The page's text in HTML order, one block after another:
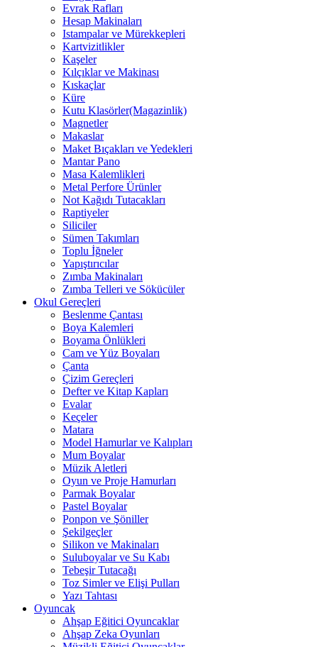
Evrak Rafları
Hesap Makinaları
Istampalar ve Mürekkepleri
Kartvizitlikler
Kaşeler
Kılçıklar ve Makinası
Kıskaçlar
Küre
Kutu Klasörler(Magazinlik)
Magnetler
Makaslar
Maket Bıçakları ve Yedekleri
Mantar Pano
Masa Kalemlikleri
Metal Perfore Ürünler
Not Kağıdı Tutacakları
Raptiyeler
Siliciler
Sümen Takımları
Toplu İğneler
Yapıştırıcılar
Zımba Makinaları
Zımba Telleri ve Sökücüler
Okul Gereçleri
Beslenme Çantası
Boya Kalemleri
Boyama Önlükleri
Cam ve Yüz Boyaları
Çanta
Çizim Gereçleri
Defter ve Kitap Kapları
Evalar
Keçeler
Matara
Model Hamurlar ve Kalıpları
Mum Boyalar
Müzik Aletleri
Oyun ve Proje Hamurları
Parmak Boyalar
Pastel Boyalar
Ponpon ve Şöniller
Şekilgeçler
Silikon ve Makinaları
Suluboyalar ve Su Kabı
Tebeşir Tutacağı
Toz Simler ve Elişi Pulları
Yazı Tahtası
Oyuncak
Ahşap Eğitici Oyuncaklar
Ahşap Zeka Oyunları